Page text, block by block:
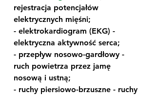
rejestracja potencjałów
elektrycznych mięśni;
- elektrokardiogram (EKG) -
elektryczna aktywność serca;
- przepływ nosowo-gardłowy -
ruch powietrza przez jamę
nosową i ustną;
- ruchy piersiowo-brzuszne - ruchy